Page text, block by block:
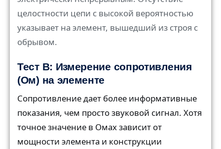
целостности цепи с высокой вероятностью
указывает на элемент, вышедший из строя с
обрывом.
Тест B: Измерение сопротивления
(Ом) на элементе
Сопротивление дает более информативные
показания, чем просто звуковой сигнал. Хотя
точное значение в Омах зависит от
мощности элемента и конструкции